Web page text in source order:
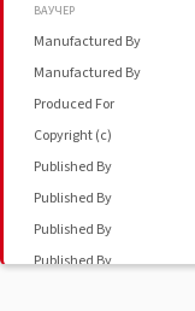
ВАУЧЕР
Manufactured By
Manufactured By
Produced For
Copyright (c)
Published By
Published By
Published By
Published By